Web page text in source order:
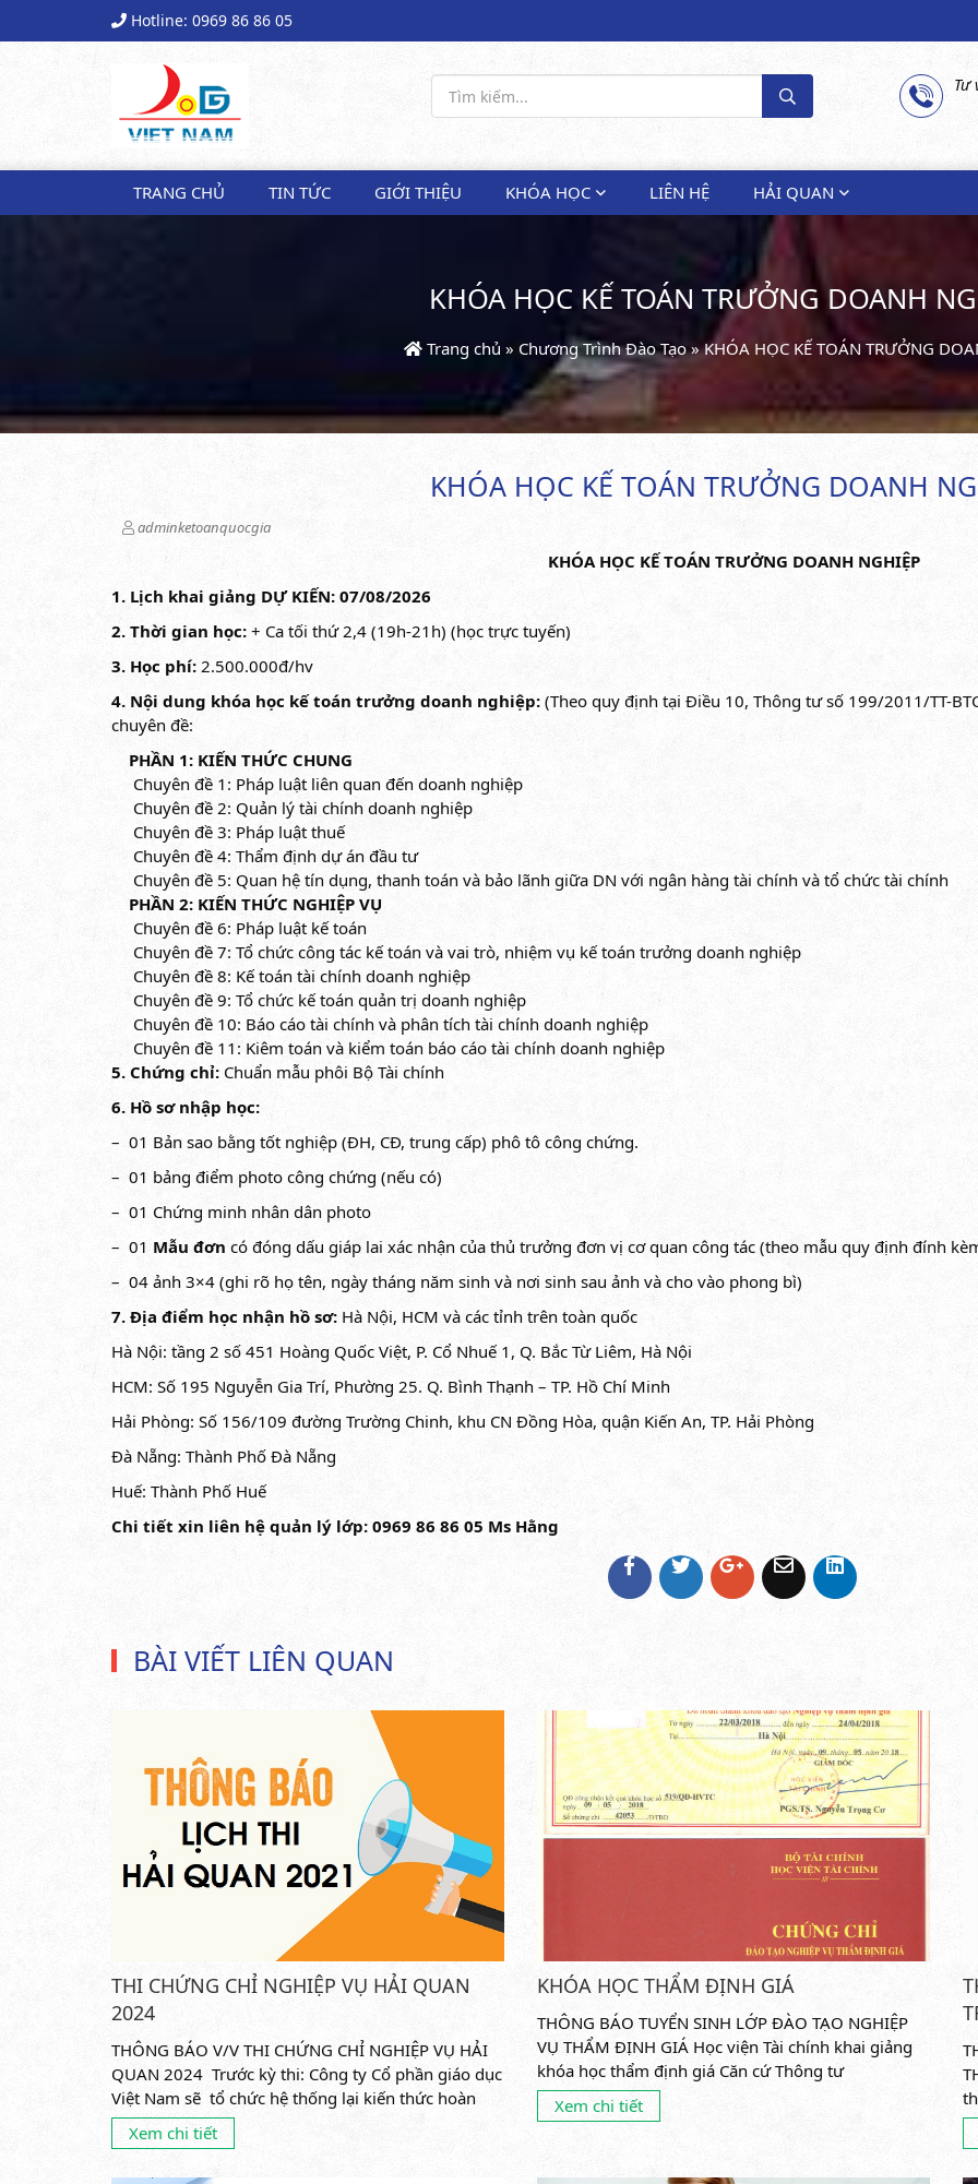
Hotline: 0969 86 86 05
Tư
TRANG CHỦ TIN TỨC GIỚI THIỆU KHÓA HỌC LIÊN HỆ HẢI QUAN
KHÓA HỌC KẾ TOÁN TRƯỞNG DOANH
Trang chủ » Chương Trình Đào Tạo»KHÓA HỌC KẾ TOÁN TRƯỞNG
KHÓA HỌC KẾ TOÁN TRƯỞNG DOANH
adminketoanquocgia
KHÓA HỌC KẾ TOÁN TRƯỞNG DOANH NGHIỆP
1. Lịch khai giảng DỰ KIẾN: 07/08/2026
2. Thời gian học: + Ca tối thứ 2,4 (19h-21h) (học trực tuyến)
3. Học phí: 2.500.000đ/hv
4. Nội dung khóa học kế toán trưởng doanh nghiệp: (Theo quy định tại Điều 10, Thông tư số 199/2011/TT-
chuyên đề:
PHẦN 1: KIẾN THỨC CHUNG
Chuyên đề 1: Pháp luật liên quan đến doanh nghiệp
Chuyên đề 2: Quản lý tài chính doanh nghiệp
Chuyên đề 3: Pháp luật thuế
Chuyên đề 4: Thẩm định dự án đầu tư
Chuyên đề 5: Quan hệ tín dụng, thanh toán và bảo lãnh giữa DN với ngân hàng tài chính và tổ chức tài chính
PHẦN 2: KIẾN THỨC NGHIỆP VỤ
Chuyên đề 6: Pháp luật kế toán
Chuyên đề 7: Tổ chức công tác kế toán và vai trò, nhiệm vụ kế toán trưởng doanh nghiệp
Chuyên đề 8: Kế toán tài chính doanh nghiệp
Chuyên đề 9: Tổ chức kế toán quản trị doanh nghiệp
Chuyên đề 10: Báo cáo tài chính và phân tích tài chính doanh nghiệp
Chuyên đề 11: Kiêm toán và kiểm toán báo cáo tài chính doanh nghiệp
5. Chứng chỉ: Chuẩn mẫu phôi Bộ Tài chính
6. Hồ sơ nhập học:
– 01 Bản sao bằng tốt nghiệp (ĐH, CĐ, trung cấp) phô tô công chứng.
– 01 bảng điểm photo công chứng (nếu có)
– 01 Chứng minh nhân dân photo
– 01 Mẫu đơn có đóng dấu giáp lai xác nhận của thủ trưởng đơn vị cơ quan công tác (theo mẫu quy định đính
– 04 ảnh 3×4 (ghi rõ họ tên, ngày tháng năm sinh và nơi sinh sau ảnh và cho vào phong bì)
7. Địa điểm học nhận hồ sơ: Hà Nội, HCM và các tỉnh trên toàn quốc
Hà Nội: tầng 2 số 451 Hoàng Quốc Việt, P. Cổ Nhuế 1, Q. Bắc Từ Liêm, Hà Nội
HCM: Số 195 Nguyễn Gia Trí, Phường 25. Q. Bình Thạnh – TP. Hồ Chí Minh
Hải Phòng: Số 156/109 đường Trường Chinh, khu CN Đồng Hòa, quận Kiến An, TP. Hải Phòng
Đà Nẵng: Thành Phố Đà Nẵng
Huế: Thành Phố Huế
Chi tiết xin liên hệ quản lý lớp: 0969 86 86 05 Ms Hằng
BÀI VIẾT LIÊN QUAN
THI CHỨNG CHỈ NGHIỆP VỤ HẢI QUAN
2024
THÔNG BÁO V/V THI CHỨNG CHỈ NGHIỆP VỤ HẢI
QUAN 2024 Trước kỳ thi: Công ty Cổ phần giáo dục
Việt Nam sẽ tổ chức hệ thống lại kiến thức hoàn
toàn miễn phí...
Xem chi tiết
KHÓA HỌC THẨM ĐỊNH GIÁ
THÔNG BÁO TUYỂN SINH LỚP ĐÀO TẠO NGHIỆP
VỤ THẨM ĐỊNH GIÁ Học viện Tài chính khai giảng
khóa học thẩm định giá Căn cứ Thông tư
46/2014/TTĐ ngày 16/4/2014 của Bộ Tài...
Xem chi tiết